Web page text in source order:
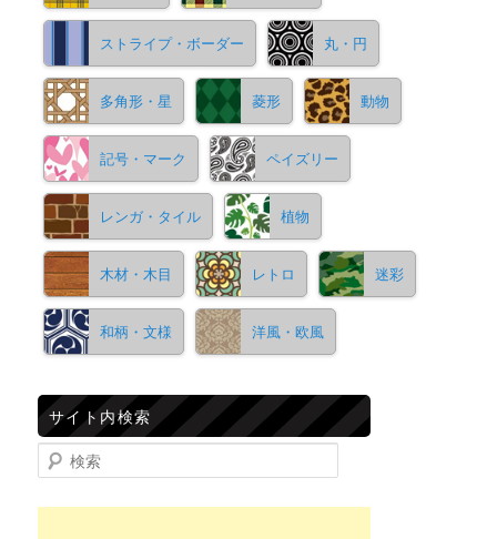
ストライプ・ボーダー 丸・円
多角形・星 菱形 動物
記号・マーク ペイズリー
レンガ・タイル 植物
木材・木目 レトロ 迷彩
和柄・文様 洋風・欧風
サイト内検索
検索